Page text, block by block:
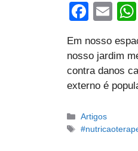
F
c
e
b
o
E
ail
Em nosso
nosso jardim
contra danos
externo é
Categorias
Artigos
Tags